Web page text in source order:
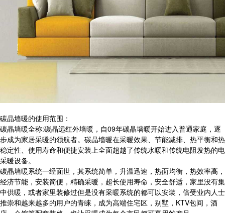
碳晶墙暖的使用范围：
碳晶墙暖全称:碳晶远红外墙暖，自09年碳晶墙暖开始进入普通家庭，逐
步成为家居采暖的领航者。碳晶墙暖在采暖效果、节能减排、热平衡和热
稳定性、使用寿命和便捷安装上全面超越了传统水暖和传统电阻发热的电
采暖设备。
碳晶墙暖系统一经面世，其系统简单，升温迅速，热面均衡，热效率高，
经济节能，安装简便，精确采暖，超长使用寿命，安全舒适，家里没有集
中供暖，或者家里装修过但是没有采暖系统的都可以安装，倍受业内人士
推崇和越来越多的用户的青睐，成为高端住宅区，别墅，KTV包间，酒